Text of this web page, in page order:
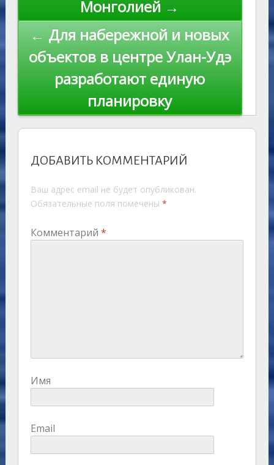
Монголией →
← Для набережной и новых
объектов в центре Улан-Удэ
разработают единую
планировку
ДОБАВИТЬ КОММЕНТАРИЙ
Ваш адрес email не будет опубликован.
Обязательные поля помечены *
Комментарий *
Имя
Email